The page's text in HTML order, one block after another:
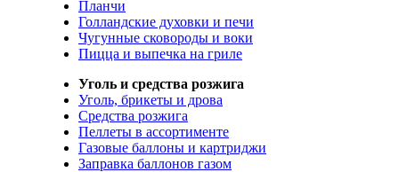
Планчи
Голландские духовки и печи
Чугунные сковороды и воки
Пицца и выпечка на гриле
Уголь и средства розжига
Уголь, брикеты и дрова
Средства розжига
Пеллеты в ассортименте
Газовые баллоны и картриджи
Заправка баллонов газом